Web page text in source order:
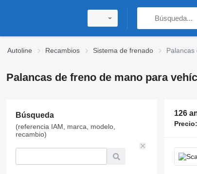
Autoline Recambios Sistema de frenado Palancas
Palancas de freno de mano para
Búsqueda
(referencia IAM, marca, modelo,
recambio)
126
Precio: